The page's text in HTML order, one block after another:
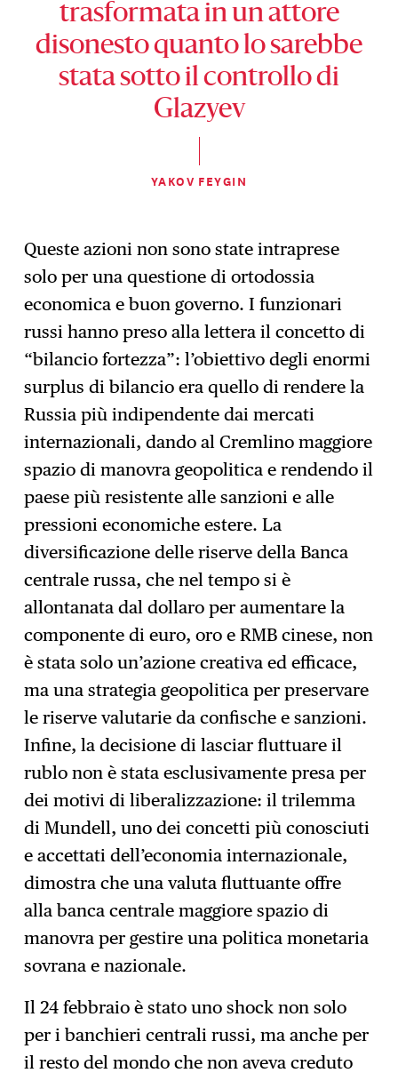
trasformata in un attore
disonesto quanto lo sarebbe
stata sotto il controllo di
Glazyev
YAKOV FEYGIN
Queste azioni non sono state intraprese
solo per una questione di ortodossia
economica e buon governo. I funzionari
russi hanno preso alla lettera il concetto di
“bilancio fortezza”: l’obiettivo degli enormi
surplus di bilancio era quello di rendere la
Russia più indipendente dai mercati
internazionali, dando al Cremlino maggiore
spazio di manovra geopolitica e rendendo il
paese più resistente alle sanzioni e alle
pressioni economiche estere. La
diversificazione delle riserve della Banca
centrale russa, che nel tempo si è
allontanata dal dollaro per aumentare la
componente di euro, oro e RMB cinese, non
è stata solo un’azione creativa ed efficace,
ma una strategia geopolitica per preservare
le riserve valutarie da confische e sanzioni.
Infine, la decisione di lasciar fluttuare il
rublo non è stata esclusivamente presa per
dei motivi di liberalizzazione: il trilemma
di Mundell, uno dei concetti più conosciuti
e accettati dell’economia internazionale,
dimostra che una valuta fluttuante offre
alla banca centrale maggiore spazio di
manovra per gestire una politica monetaria
sovrana e nazionale.
Il 24 febbraio è stato uno shock non solo
per i banchieri centrali russi, ma anche per
il resto del mondo che non aveva creduto